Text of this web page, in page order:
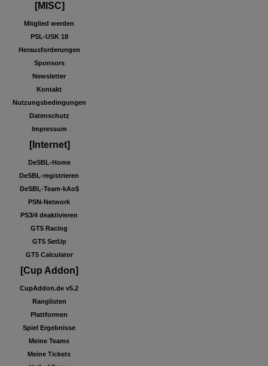
[MISC]
Mitglied werden
PSL-USK 18
Herausforderungen
Sponsors
Newsletter
Kontakt
Nutzungsbedingungen
Datenschutz
Impressum
[Internet]
DeSBL-Home
DeSBL-registrieren
DeSBL-Team-kAo$
PSN-Network
PS3/4 deaktivieren
GT5 Racing
GT5 SetUp
GT5 Calculator
[Cup Addon]
CupAddon.de v5.2
Ranglisten
Plattformen
Spiel Ergebnisse
Meine Teams
Meine Tickets